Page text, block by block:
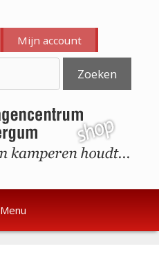
Mijn account
Zoeken
Menu